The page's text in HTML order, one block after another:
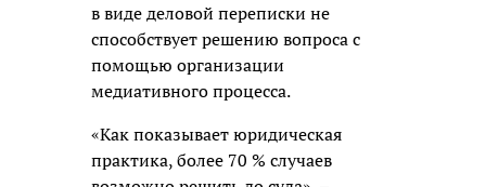
в виде деловой переписки не
способствует решению вопроса с
помощью организации
медиативного процесса.
«Как показывает юридическая
практика, более 70 % случаев